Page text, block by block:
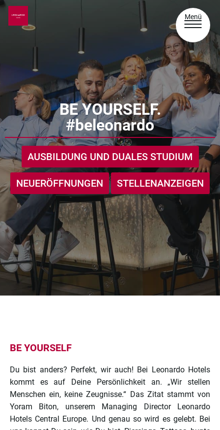
Menü
BE YOURSELF.
#beleonardo
AUSBILDUNG UND DUALES STUDIUM
NEUERÖFFNUNGEN STELLENANZEIGEN
BE YOURSELF
Du bist anders? Perfekt, wir auch! Bei Leonardo Hotels
kommt es auf Deine Persönlichkeit an. „Wir stellen
Menschen ein, keine Zeugnisse.“ Das Zitat stammt von
Yoram Biton, unserem Managing Director Leonardo
Hotels Central Europe. Und genau so wird es gelebt. Bei